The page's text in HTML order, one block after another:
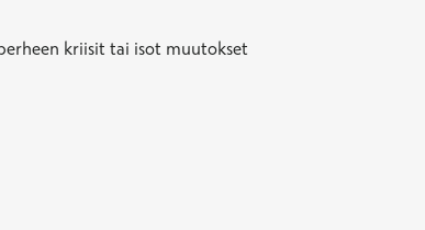
kriisit tai isot muutokset